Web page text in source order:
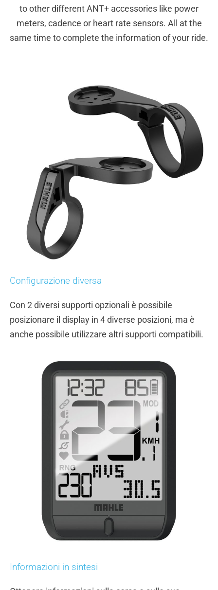
to other different ANT+ accessories like power
meters, cadence or heart rate sensors. All at the
same time to complete the information of your ride.
Configurazione diversa
Con 2 diversi supporti opzionali è possibile
posizionare il display in 4 diverse posizioni, ma è
anche possibile utilizzare altri supporti compatibili.
Informazioni in sintesi